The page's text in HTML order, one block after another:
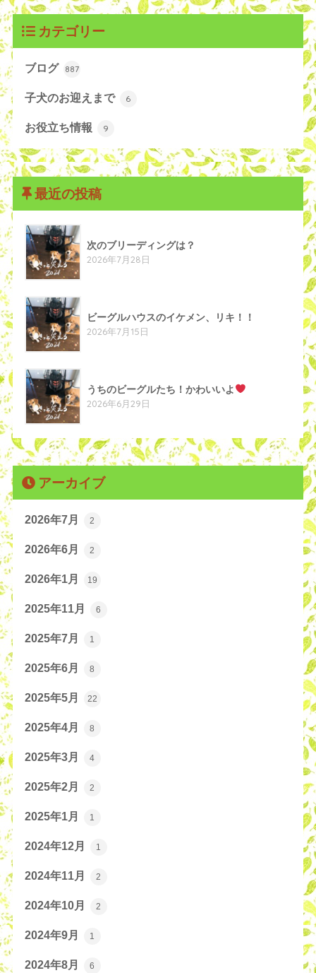
カテゴリー
ブログ 887
子犬のお迎えまで 6
お役立ち情報 9
最近の投稿
次のブリーディングは？
2026年7月28日
ビーグルハウスのイケメン、リキ！！
2026年7月15日
うちのビーグルたち！かわいいよ
2026年6月29日
アーカイブ
2026年7月 2
2026年6月 2
2026年1月 19
2025年11月 6
2025年7月 1
2025年6月 8
2025年5月 22
2025年4月 8
2025年3月 4
2025年2月 2
2025年1月 1
2024年12月 1
2024年11月 2
2024年10月 2
2024年9月 1
2024年8月 6